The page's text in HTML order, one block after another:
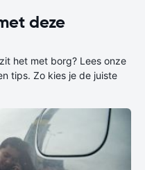
deze
het met borg? Lees onze
tips. Zo kies je de juiste